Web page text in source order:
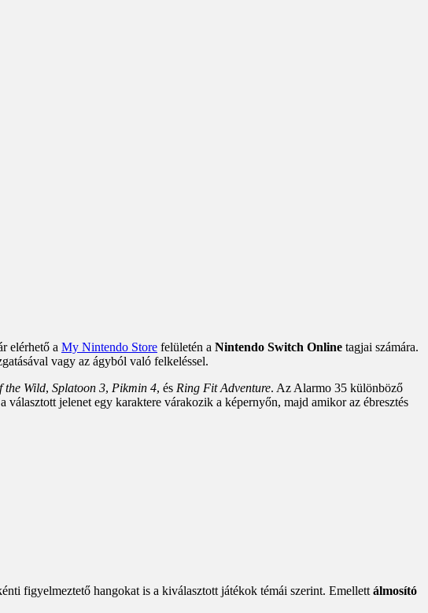
elérhető a My Nintendo Store felületén a Nintendo Switch Online tagjai számára.
vagy az ágyból való felkeléssel.
the Wild, Splatoon 3, Pikmin 4, és Ring Fit Adventure. Az Alarmo 35 különböző
jelenet egy karaktere várakozik a képernyőn, majd amikor az ébresztés
figyelmeztető hangokat is a kiválasztott játékok témái szerint. Emellettálmosító